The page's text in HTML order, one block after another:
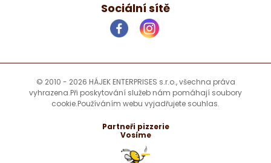
Sociální sítě
© 2010 - 2026 HÁJEK ENTERPRISES s.r.o., všechna práva
vyhrazena.Při poskytování služeb nám pomáhají soubory
cookie.Používáním webu vyjadřujete souhlas.
Partneři pizzerie
Vosíme